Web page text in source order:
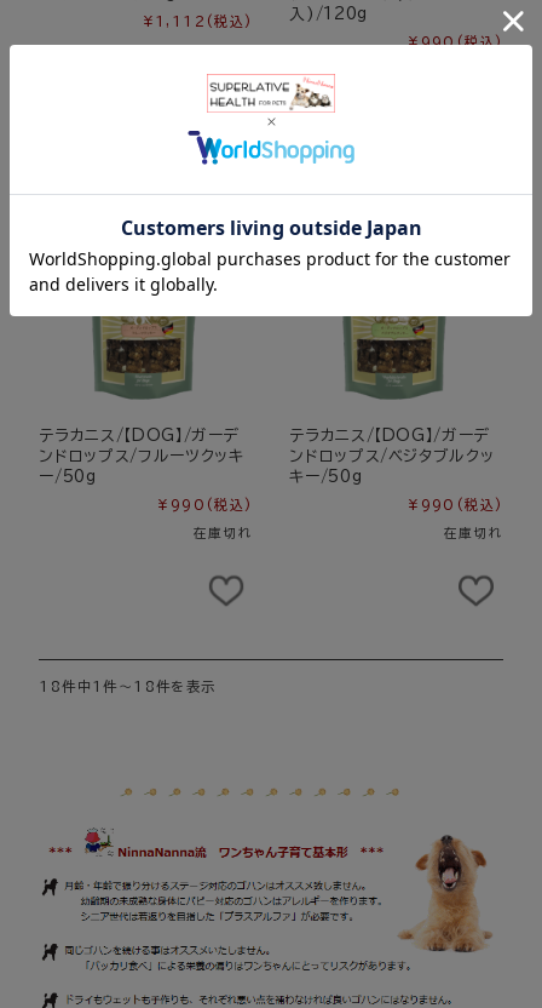
¥1,112 (税込)
入)/120g
¥990 (税込)
テラカニス/【DOG】/ガーデ
ンドロップス/フルーツクッキ
ー/50g
¥990 (税込)
在庫切れ
テラカニス/【DOG】/ガーデ
ンドロップス/ベジタブルクッ
キー/50g
¥990 (税込)
在庫切れ
18件中1件～18件を表示